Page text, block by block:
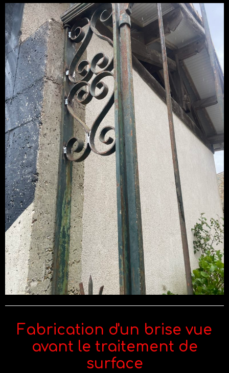
Fabrication d'un brise vue
avant le traitement de
surface